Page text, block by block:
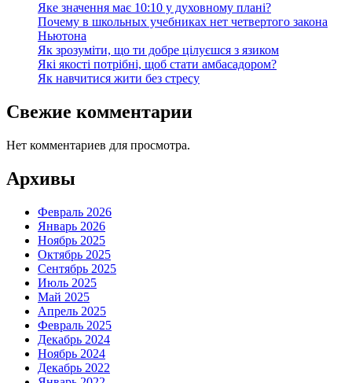
Яке значення має 10:10 у духовному плані?
Почему в школьных учебниках нет четвертого закона
Ньютона
Як зрозуміти, що ти добре цілуєшся з язиком
Які якості потрібні, щоб стати амбасадором?
Як навчитися жити без стресу
Свежие комментарии
Нет комментариев для просмотра.
Архивы
Февраль 2026
Январь 2026
Ноябрь 2025
Октябрь 2025
Сентябрь 2025
Июль 2025
Май 2025
Апрель 2025
Февраль 2025
Декабрь 2024
Ноябрь 2024
Декабрь 2022